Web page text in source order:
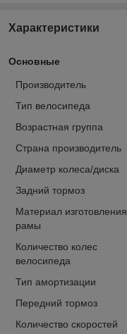
Характеристики
Основные
Производитель
Тип велосипеда
Возрастная группа
Страна производитель
Диаметр колеса/диска
Задний тормоз
Материал изготовления
рамы
Количество колес
велосипеда
Тип амортизации
Передний тормоз
Количество скоростей